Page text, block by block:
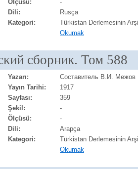
Ölçüsü:
-
Dili:
Rusça
Kategori:
Türkistan Derlemesinin
Okumak
сборник. Том 588
Yazarı:
Составитель В.И. Межов
Yayın Tarihi:
1917
Sayfası:
359
Şekil:
-
Ölçüsü:
-
Dili:
Arapça
Kategori:
Türkistan Derlemesinin
Okumak